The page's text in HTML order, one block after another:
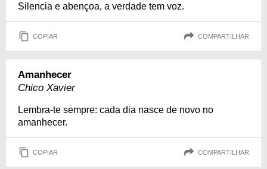
Silencia e abençoa, a verdade tem voz.
COPIAR COMPARTILHAR
Amanhecer
Chico Xavier
Lembra-te sempre: cada dia nasce de novo no
amanhecer.
COPIAR COMPARTILHAR